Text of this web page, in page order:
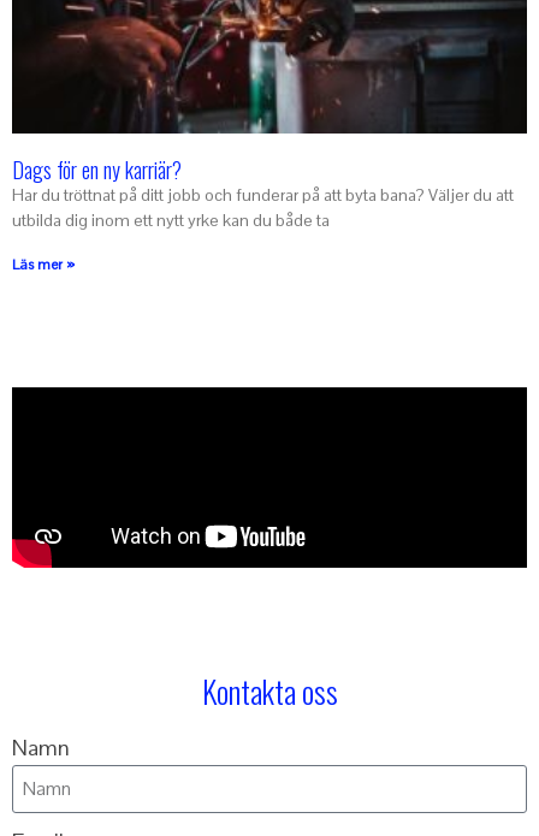
Dags för en ny karriär?
Har du tröttnat på ditt jobb och funderar på att byta bana? Väljer du att
utbilda dig inom ett nytt yrke kan du både ta
Läs mer »
Kontakta oss
Namn